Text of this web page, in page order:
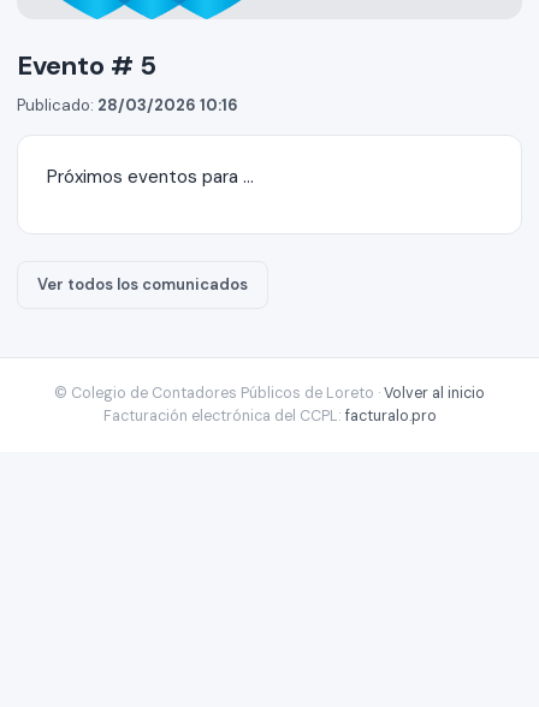
Evento # 5
Publicado: 28/03/2026 10:16
Próximos eventos para ...
Ver todos los comunicados
© Colegio de Contadores Públicos de Loreto ·Volver al inicio
Facturación electrónica del CCPL: facturalo.pro